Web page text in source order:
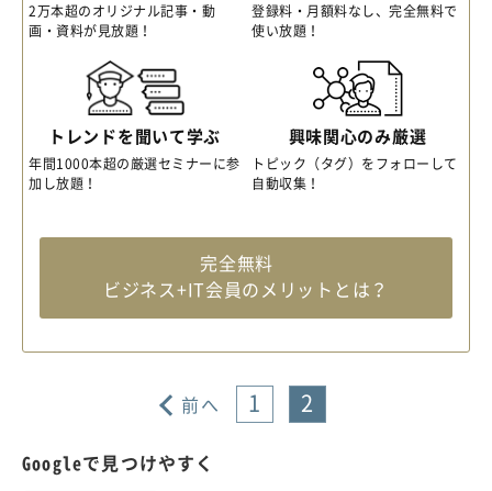
2万本超のオリジナル記事・動
画・資料が見放題！
登録料・月額料なし、完全無料で
使い放題！
トレンドを聞いて学ぶ
年間1000本超の厳選セミナーに参
加し放題！
興味関心のみ厳選
トピック（タグ）をフォローして
自動収集！
完全無料
ビジネス+IT会員のメリットとは？
前へ 1 2
Googleで見つけやすく